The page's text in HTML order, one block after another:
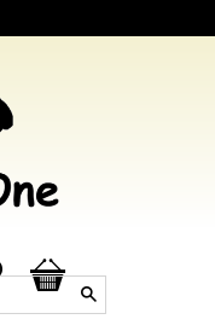
Favorites
Basket